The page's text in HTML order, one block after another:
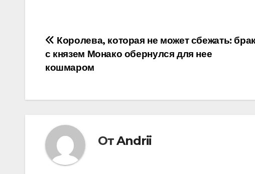
Навигация
по
Королева, которая не может сбежать:
с князем Монако обернулся для нее
кошмаром
ОтAndrii